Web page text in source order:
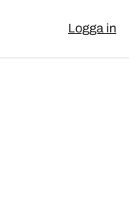
Logga in